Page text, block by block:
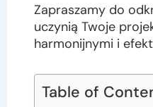
Zapraszamy do
uczynią Twoje
harmonijnymi i
Table of